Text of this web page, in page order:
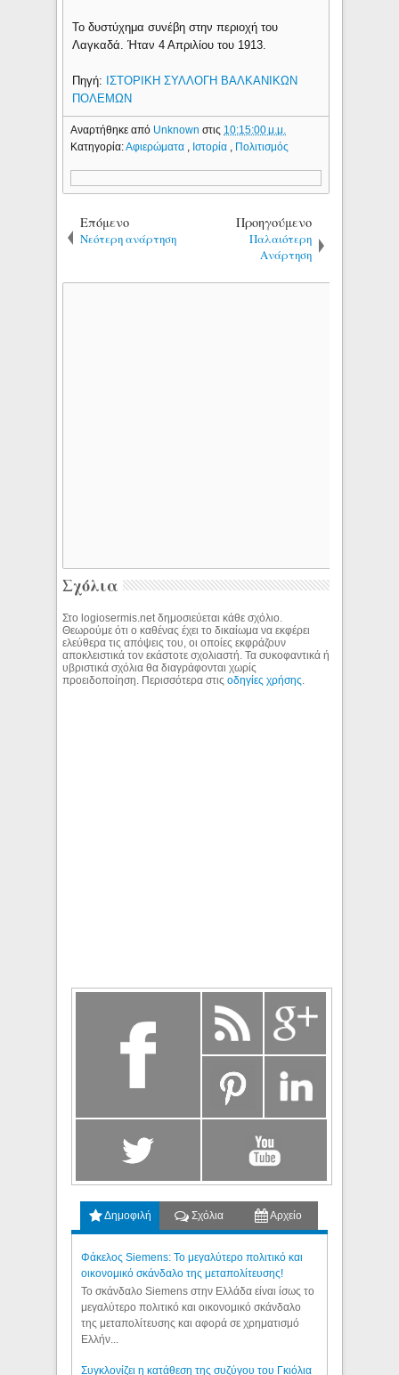
Το δυστύχημα συνέβη στην περιοχή του
Λαγκαδά. Ήταν 4 Απριλίου του 1913.
Πηγή: ΙΣΤΟΡΙΚΗ ΣΥΛΛΟΓΗ ΒΑΛΚΑΝΙΚΩΝ
ΠΟΛΕΜΩΝ
Αναρτήθηκε από Unknownστις 10:15:00 μ.μ.
Κατηγορία:Αφιερώματα , Ιστορία , Πολιτισμός
Επόμενο
Νεότερη ανάρτηση
Προηγούμενο
Παλαιότερη
Ανάρτηση
Σχόλια
Στο logiosermis.net δημοσιεύεται κάθε σχόλιο.
Θεωρούμε ότι ο καθένας έχει το δικαίωμα να εκφέρει
ελεύθερα τις απόψεις του, οι οποίες εκφράζουν
αποκλειστικά τον εκάστοτε σχολιαστή. Τα συκοφαντικά ή
υβριστικά σχόλια θα διαγράφονται χωρίς
προειδοποίηση. Περισσότερα στιςοδηγίες χρήσης.
Δημοφιλή Σχόλια Αρχείο
Φάκελος Siemens: Το μεγαλύτερο πολιτικό και
οικονομικό σκάνδαλο της μεταπολίτευσης!
Το σκάνδαλο Siemens στην Ελλάδα είναι ίσως το
μεγαλύτερο πολιτικό και οικονομικό σκάνδαλο
της μεταπολίτευσης και αφορά σε χρηματισμό
Ελλήν...
Συγκλονίζει η κατάθεση της συζύγου του Γκιόλια